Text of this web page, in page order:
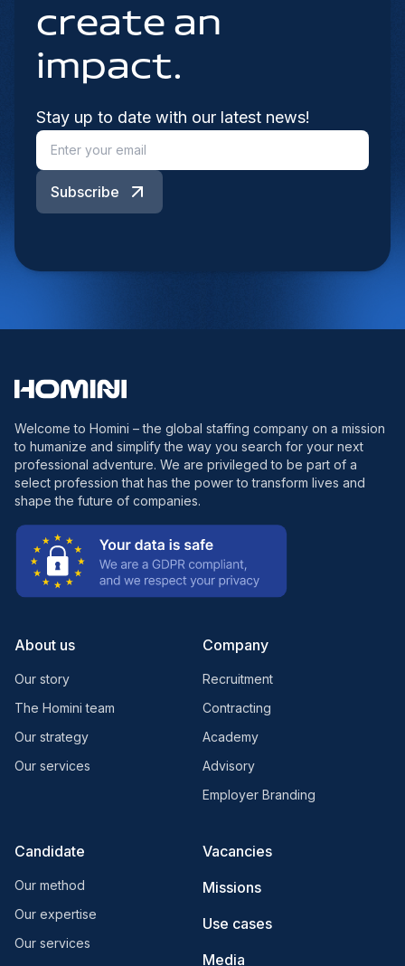
create an
impact.
Stay up to date with our latest news!
Subscribe
Welcome to Homini – the global staffing company on a mission
to humanize and simplify the way you search for your next
professional adventure. We are privileged to be part of a
select profession that has the power to transform lives and
shape the future of companies.
About us
Our story
The Homini team
Our strategy
Our services
Company
Recruitment
Contracting
Academy
Advisory
Employer Branding
Candidate
Our method
Our expertise
Our services
Vacancies
Missions
Use cases
Media